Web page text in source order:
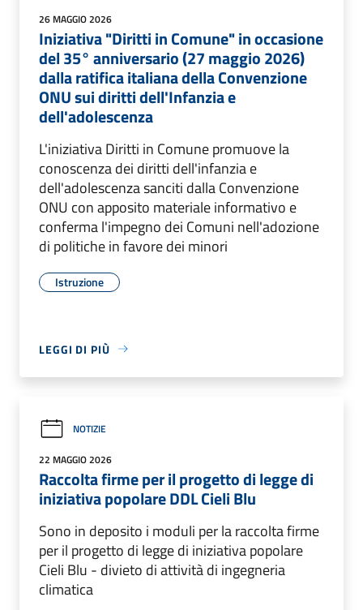
26 MAGGIO 2026
Iniziativa "Diritti in Comune" in occasione
del 35° anniversario (27 maggio 2026)
dalla ratifica italiana della Convenzione
ONU sui diritti dell'Infanzia e
dell'adolescenza
L'iniziativa Diritti in Comune promuove la
conoscenza dei diritti dell'infanzia e
dell'adolescenza sanciti dalla Convenzione
ONU con apposito materiale informativo e
conferma l'impegno dei Comuni nell'adozione
di politiche in favore dei minori
Istruzione
LEGGI DI PIÙ
NOTIZIE
22 MAGGIO 2026
Raccolta firme per il progetto di legge di
iniziativa popolare DDL Cieli Blu
Sono in deposito i moduli per la raccolta firme
per il progetto di legge di iniziativa popolare
Cieli Blu - divieto di attività di ingegneria
climatica